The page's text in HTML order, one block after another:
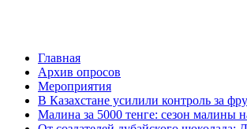
Главная
Архив опросов
Мероприятия
В Казахстане усилили контроль за
Малина за 5000 тенге: сезон малины